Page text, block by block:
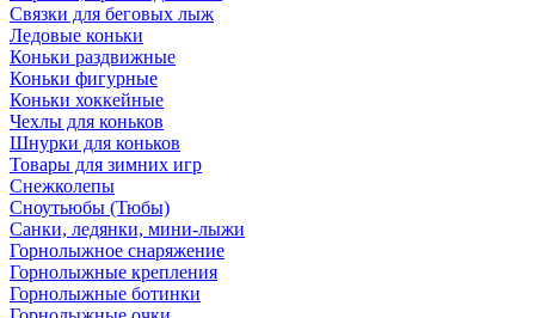
Связки для беговых лыж
Ледовые коньки
Коньки раздвижные
Коньки фигурные
Коньки хоккейные
Чехлы для коньков
Шнурки для коньков
Товары для зимних игр
Снежколепы
Сноутьюбы (Тюбы)
Санки, ледянки, мини-лыжи
Горнолыжное снаряжение
Горнолыжные крепления
Горнолыжные ботинки